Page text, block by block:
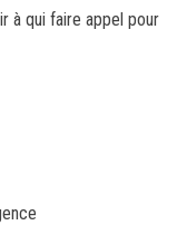
à qui faire appel pour